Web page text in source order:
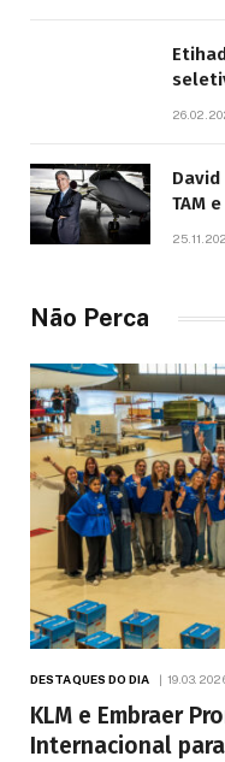
TAM
Não Perca
DESTAQUES DO DIA
KLM e Embraer
Internacional